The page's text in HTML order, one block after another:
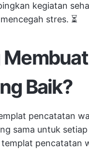
kegiatan
stres. ⏳
Baik?
pencatatan
sama untuk
pencatatan